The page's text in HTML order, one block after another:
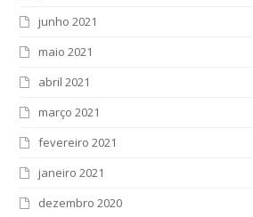
junho 2021
maio 2021
abril 2021
março 2021
fevereiro 2021
janeiro 2021
dezembro 2020